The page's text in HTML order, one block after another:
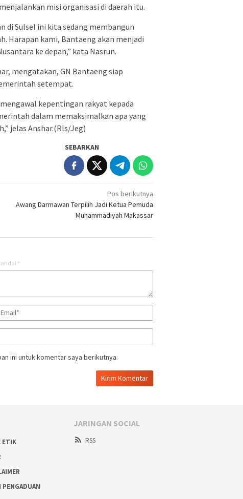
misi organisasi di daerah itu.
di Sulsel ini kita sedang membangun
Harapan kami, Bantaeng akan menjadi
ke depan,” kata Nasrun.
mengatakan, GN Bantaeng siap
setempat.
kepentingan rakyat kepada
dalam memaksimalkan apa yang
jelas Anshar.(Rls/Jeg)
SEBARKAN
Pos berikutnya
Awang Darmawan Terpilih Jadi Ketua Pemuda
Muhammadiyah Makassar
*
ini untuk komentar saya berikutnya.
ETIK
PENGADUAN
JARINGAN SOCIAL
RSS